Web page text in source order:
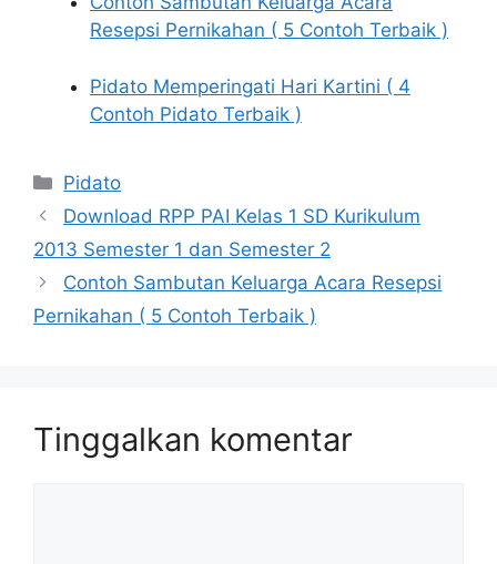
Resepsi Pernikahan ( 5 Contoh Terbaik )
Pidato Memperingati Hari Kartini ( 4
Contoh Pidato Terbaik )
Kategori
Pidato
Download RPP PAI Kelas 1 SD Kurikulum
2013 Semester 1 dan Semester 2
Contoh Sambutan Keluarga Acara Resepsi
Pernikahan ( 5 Contoh Terbaik )
Tinggalkan komentar